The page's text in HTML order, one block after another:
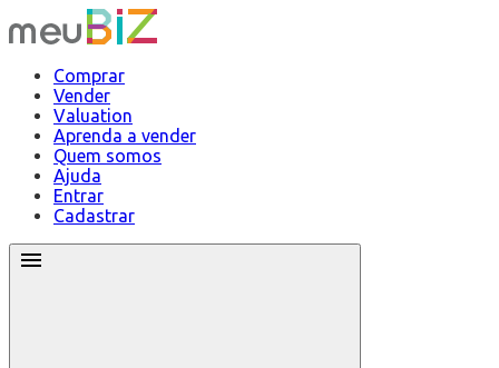
Comprar
Vender
Valuation
Aprenda a vender
Quem somos
Ajuda
Entrar
Cadastrar